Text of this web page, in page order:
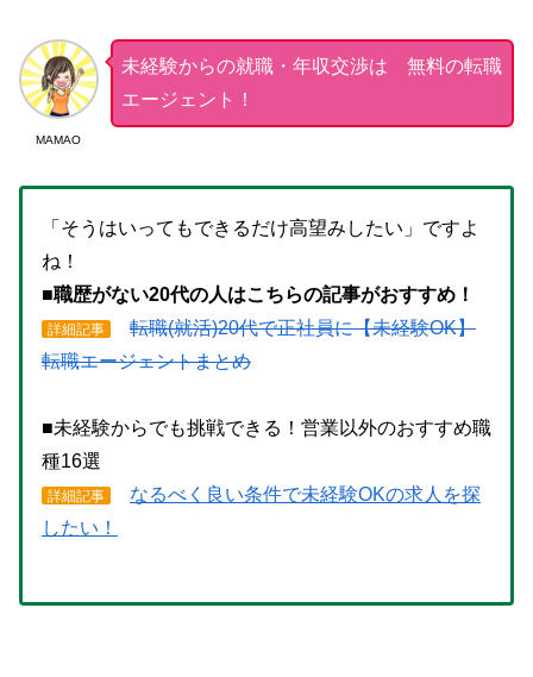
MAMAO
未経験からの就職・年収交渉は 無料の転職
エージェント！
「そうはいってもできるだけ高望みしたい」ですよ
ね！
■職歴がない20代の人はこちらの記事がおすすめ！
詳細記事
転職(就活)20代で正社員に【未経験OK】
転職エージェントまとめ
■未経験からでも挑戦できる！営業以外のおすすめ職
種16選
詳細記事
なるべく良い条件で未経験OKの求人を探
したい！